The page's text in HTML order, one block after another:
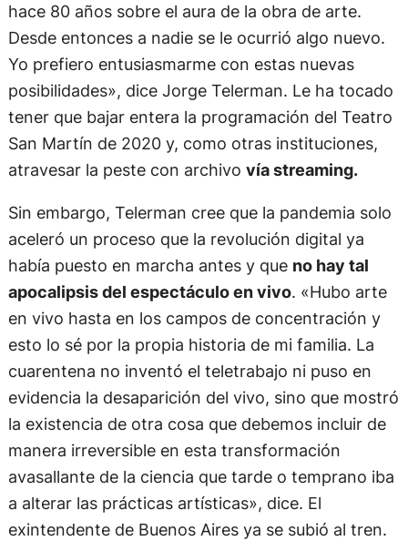
hace 80 años sobre el aura de la obra de arte.
Desde entonces a nadie se le ocurrió algo nuevo.
Yo prefiero entusiasmarme con estas nuevas
posibilidades», dice Jorge Telerman. Le ha tocado
tener que bajar entera la programación del Teatro
San Martín de 2020 y, como otras instituciones,
atravesar la peste con archivo vía streaming.
Sin embargo, Telerman cree que la pandemia solo
aceleró un proceso que la revolución digital ya
había puesto en marcha antes y que no hay tal
apocalipsis del espectáculo en vivo. «Hubo arte
en vivo hasta en los campos de concentración y
esto lo sé por la propia historia de mi familia. La
cuarentena no inventó el teletrabajo ni puso en
evidencia la desaparición del vivo, sino que mostró
la existencia de otra cosa que debemos incluir de
manera irreversible en esta transformación
avasallante de la ciencia que tarde o temprano iba
a alterar las prácticas artísticas», dice. El
exintendente de Buenos Aires ya se subió al tren.